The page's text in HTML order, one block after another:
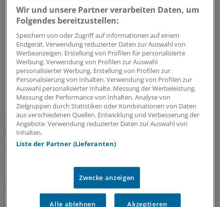
Der Gesundheitsdialog
Expert:innen aus unterschiedlichsten Bereichen des
Gesundheitswesens diskutieren – offen, kritisch und
lösungsorientiert – über die Herausforderungen und
Chancen unseres Gesundheitssystems. Dafür steht
das J&J Open House – seit inzwischen 7 Jahren.
Kooperation|In Kooperation mit:Johnson & Johnson Innovative
Medicine (Janssen-Cilag GmbH)
Wir und unsere Partner verarbeiten Daten, um
Folgendes bereitzustellen:
Speichern von oder Zugriff auf Informationen auf einem
Endgerät. Verwendung reduzierter Daten zur Auswahl von
Werbeanzeigen. Erstellung von Profilen für personalisierte
Werbung. Verwendung von Profilen zur Auswahl
personalisierter Werbung. Erstellung von Profilen zur
Personalisierung von Inhalten. Verwendung von Profilen zur
Auswahl personalisierter Inhalte. Messung der Werbeleistung.
Messung der Performance von Inhalten. Analyse von
Zielgruppen durch Statistiken oder Kombinationen von Daten
aus verschiedenen Quellen. Entwicklung und Verbesserung der
Angebote. Verwendung reduzierter Daten zur Auswahl von
Inhalten.
Liste der Partner (Lieferanten)
Zwecke anzeigen
Alle ablehnen Akzeptieren